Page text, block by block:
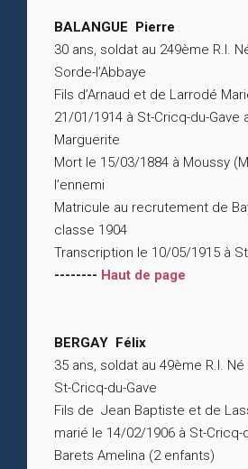
BALANGUE Pierre
30 ans, soldat au 249ème R.I.
Sorde-l’Abbaye
Fils d’Arnaud et de Larrodé
21/01/1914 à St-Cricq-du-Gave
Marguerite
Mort le 15/03/1884 à Moussy
l’ennemi
Matricule au recrutement de
classe 1904
Transcription le 10/05/1915 à
-------- Haut de page
BERGAY Félix
35 ans, soldat au 49ème R.I.
St-Cricq-du-Gave
Fils de Jean Baptiste et de
marié le 14/02/1906 à St-Cricq-
Barets Amelina (2 enfants)